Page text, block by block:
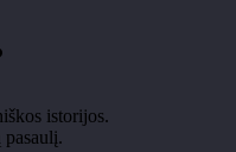
istorijos.
pasaulį.